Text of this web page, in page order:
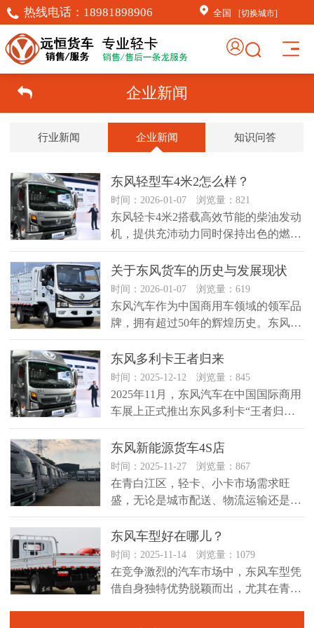
热线电话： 18981898906 全国 [切换城市]
企业新闻
行业新闻 企业新闻 知识问答
东风轻型车4米2怎么样？
时间：2026-01-07 浏览量：821
东风轻卡4米2搭载高效节能的柴油发动
机，提供充沛动力同时保持出色的燃油
经济性。其最大功率可达160马...
关于东风货车的历史与发展现状
时间：2026-01-07 浏览量：619
东风汽车作为中国商用车领域的领军品
牌，拥有超过50年的辉煌历史。东风货
车的发展历程见证了中国汽车工业...
东风多利卡王者归来
时间：2025-12-12 浏览量：845
2025年11月，东风汽车在中国国际商用
车展上正式推出东风多利卡“王者归
来”系列轻卡，标志着其高端化...
东风新能源货车4S店
时间：2025-11-27 浏览量：867
在青白江区，轻卡、小卡市场需求旺
盛，无论是城市配送、物流运输还是短
途货运，都离不开这些灵活便捷的运
输...
东风车型好在哪儿？
时间：2025-11-14 浏览量：1079
在竞争激烈的汽车市场中，东风车型凭
借自身独特优势脱颖而出，尤其在青白